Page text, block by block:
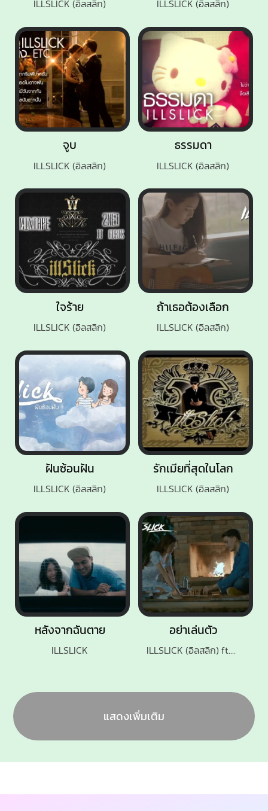
ถ้าเธอต้องเลือก
ILLSLICK (อิลสลิก)
จูบ
ILLSLICK (อิลสลิก)
ILLSLICK (อิลสลิก)
ฝันซ้อนฝัน
ILLSLICK (อิลสลิก)
รักเมียที่สุดในโลก
ILLSLICK (อิลสลิก)
ILLSLICK (อิลสลิก)
หลังจากฉันตาย
ILLSLICK
ธรรมดา
ILLSLICK (อิลสลิก)
อย่าเล่นตัว
ILLSLICK (อิลสลิก) ft.KK
ใจร้าย
ILLSLICK (อิลสลิก)
แสดงเพิ่มเติม